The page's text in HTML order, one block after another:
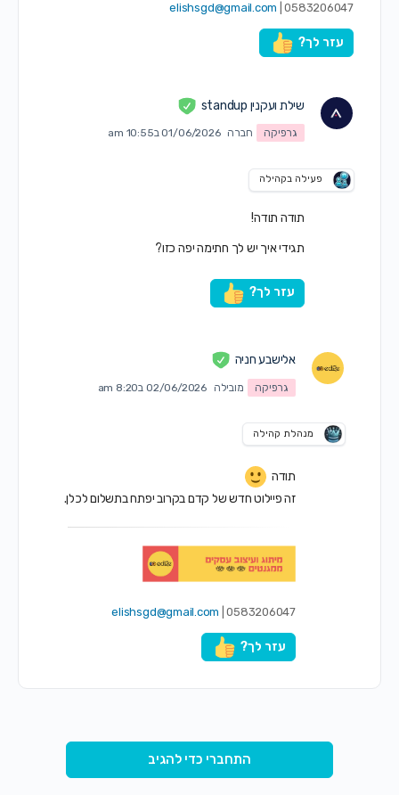
0583206047 |
elishsgd@gmail.com
עזר לך?
שילת ועקנין standup
גרפיקה חברה 01/06/2026 ב10:55 am
פעילה בקהילה
תודה תודה!
תגידי איך יש לך חתימה יפה כזו?
עזר לך?
אלישבע חניה
גרפיקה מובילה 02/06/2026 ב8:20 am
מנהלת קהילה
תודה
זה פיילוט חדש של קדם בקרוב יפתח בתשלום לכלן.
0583206047 |
elishsgd@gmail.com
עזר לך?
התחברי כדי להגיב